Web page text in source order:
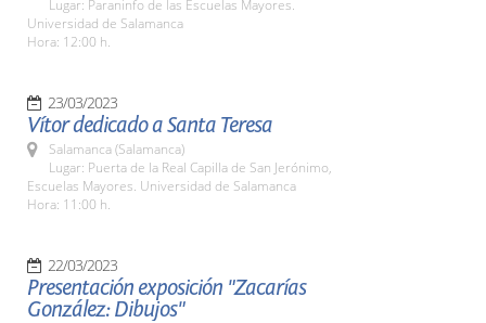
Lugar: Paraninfo de las Escuelas Mayores.
Universidad de Salamanca
Hora: 12:00 h.
23/03/2023
Vítor dedicado a Santa Teresa
Salamanca (Salamanca)
Lugar: Puerta de la Real Capilla de San Jerónimo,
Escuelas Mayores. Universidad de Salamanca
Hora: 11:00 h.
22/03/2023
Presentación exposición "Zacarías
González: Dibujos"